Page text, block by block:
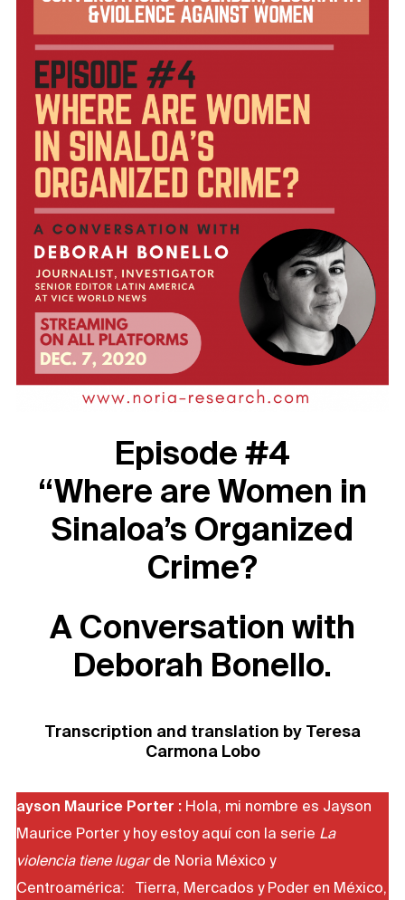
Episode #4
“Where are Women in
Sinaloa’s Organized
Crime?
A Conversation with
Deborah Bonello.
Transcription and translation by Teresa
Carmona Lobo
ayson Maurice Porter : Hola, mi nombre es Jayson
Maurice Porter y hoy estoy aquí con la serie La
violencia tiene lugarde Noria México y
Centroamérica: Tierra, Mercados y Poder en México,